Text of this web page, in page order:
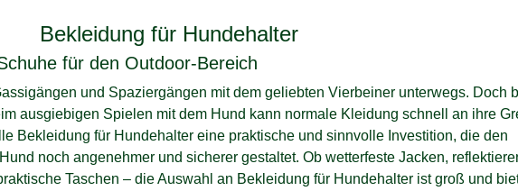
Bekleidung für Hundehalter
für den Outdoor-Bereich
und Spaziergängen mit dem geliebten Vierbeiner unterwegs. Doch
ausgiebigen Spielen mit dem Hund kann normale Kleidung schnell an ihre
Bekleidung für Hundehalter eine praktische und sinnvolle Investition, die den
noch angenehmer und sicherer gestaltet. Ob wetterfeste Jacken,
Taschen – die Auswahl an Bekleidung für Hundehalter ist groß und